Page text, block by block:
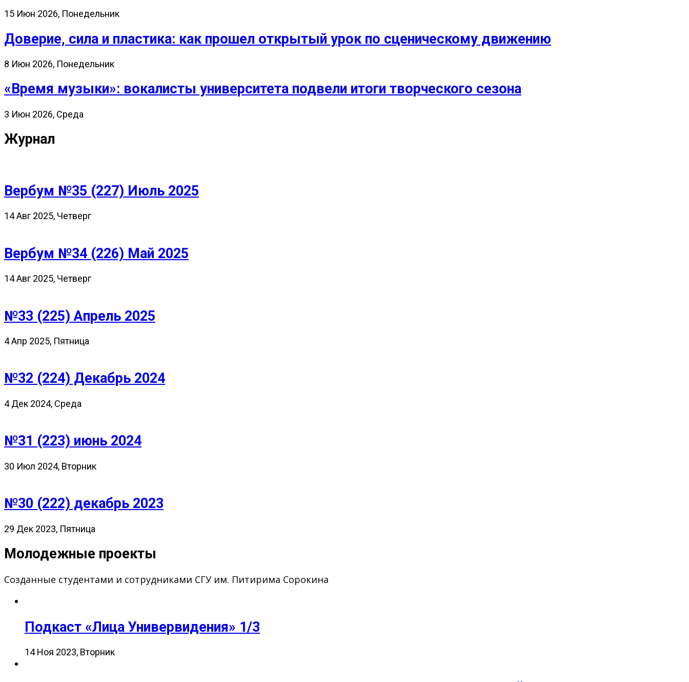
15 Июн 2026, Понедельник
Доверие, сила и пластика: как прошел открытый урок по сценическому движению
8 Июн 2026, Понедельник
«Время музыки»: вокалисты университета подвели итоги творческого сезона
3 Июн 2026, Среда
Журнал
Вербум №35 (227) Июль 2025
14 Авг 2025, Четверг
Вербум №34 (226) Май 2025
14 Авг 2025, Четверг
№33 (225) Апрель 2025
4 Апр 2025, Пятница
№32 (224) Декабрь 2024
4 Дек 2024, Среда
№31 (223) июнь 2024
30 Июл 2024, Вторник
№30 (222) декабрь 2023
29 Дек 2023, Пятница
Молодежные проекты
Созданные студентами и сотрудниками СГУ им. Питирима Сорокина
Подкаст «Лица Универвидения» 1/3
14 Ноя 2023, Вторник